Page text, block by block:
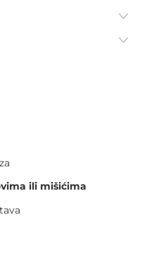
ili mišićima